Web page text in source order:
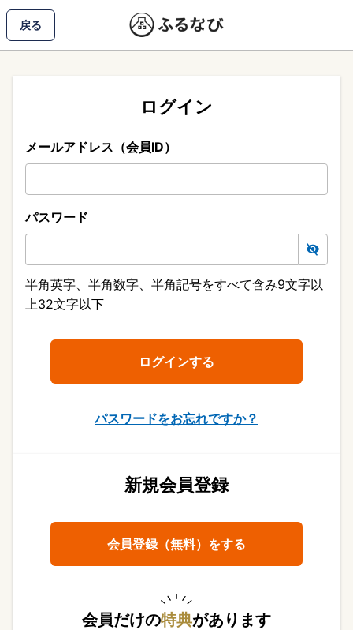
戻る
ログイン
メールアドレス（会員ID）
パスワード
半角英字、半角数字、半角記号をすべて含み9文字以
上32文字以下
パスワードをお忘れですか？
新規会員登録
会員登録（無料）をする
会員だけの特典があります